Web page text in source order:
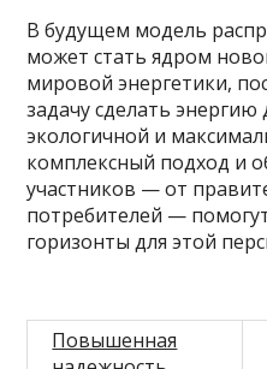
В будущем модель
может стать ядром
мировой энергетики,
задачу сделать
экологичной и
комплексный подход и
участников — от
потребителей —
горизонты для этой
Повышенная